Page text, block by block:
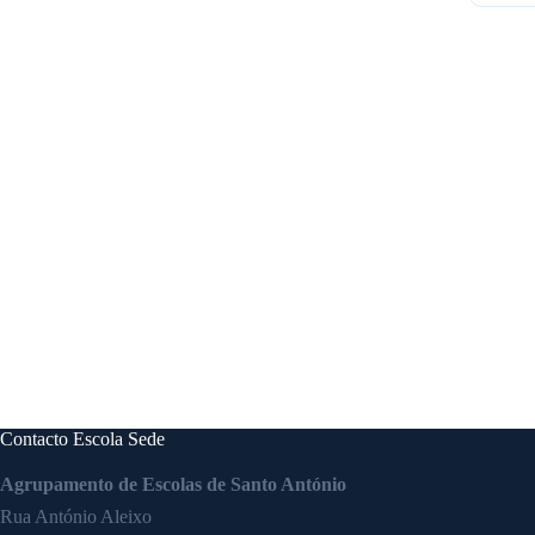
Contacto Escola Sede
Agrupamento de Escolas de Santo António
Rua António Aleixo